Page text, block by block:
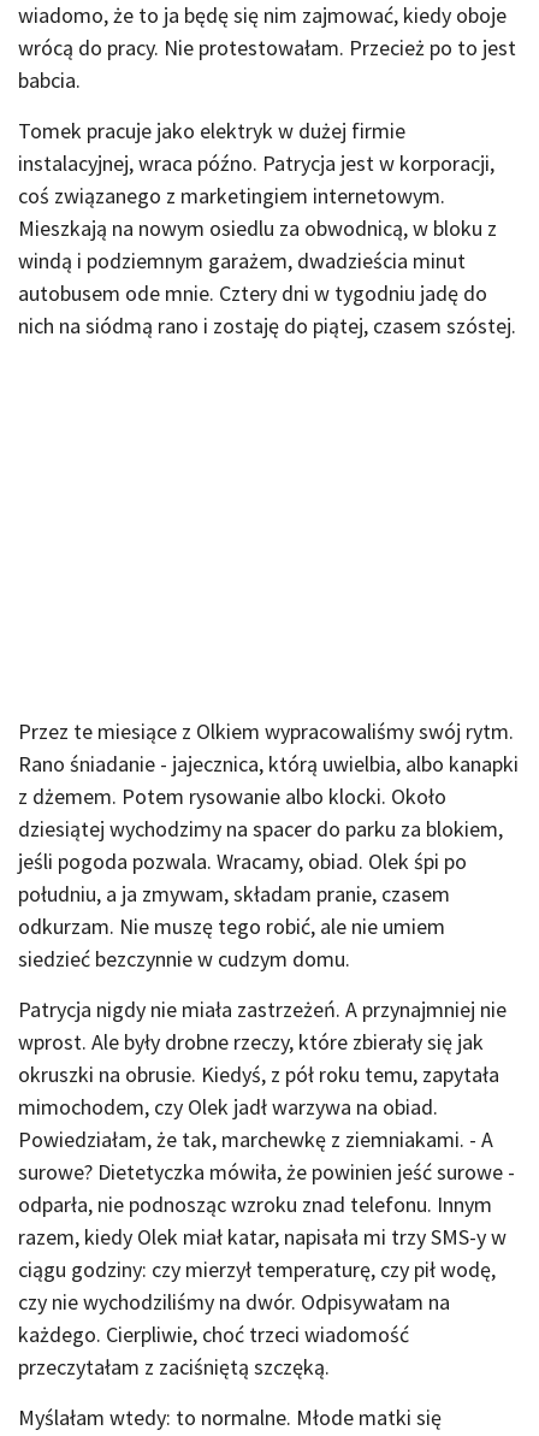
wiadomo, że to ja będę się nim zajmować, kiedy oboje
wrócą do pracy. Nie protestowałam. Przecież po to jest
babcia.
Tomek pracuje jako elektryk w dużej firmie
instalacyjnej, wraca późno. Patrycja jest w korporacji,
coś związanego z marketingiem internetowym.
Mieszkają na nowym osiedlu za obwodnicą, w bloku z
windą i podziemnym garażem, dwadzieścia minut
autobusem ode mnie. Cztery dni w tygodniu jadę do
nich na siódmą rano i zostaję do piątej, czasem szóstej.
Przez te miesiące z Olkiem wypracowaliśmy swój rytm.
Rano śniadanie - jajecznica, którą uwielbia, albo kanapki
z dżemem. Potem rysowanie albo klocki. Około
dziesiątej wychodzimy na spacer do parku za blokiem,
jeśli pogoda pozwala. Wracamy, obiad. Olek śpi po
południu, a ja zmywam, składam pranie, czasem
odkurzam. Nie muszę tego robić, ale nie umiem
siedzieć bezczynnie w cudzym domu.
Patrycja nigdy nie miała zastrzeżeń. A przynajmniej nie
wprost. Ale były drobne rzeczy, które zbierały się jak
okruszki na obrusie. Kiedyś, z pół roku temu, zapytała
mimochodem, czy Olek jadł warzywa na obiad.
Powiedziałam, że tak, marchewkę z ziemniakami. - A
surowe? Dietetyczka mówiła, że powinien jeść surowe -
odparła, nie podnosząc wzroku znad telefonu. Innym
razem, kiedy Olek miał katar, napisała mi trzy SMS-y w
ciągu godziny: czy mierzył temperaturę, czy pił wodę,
czy nie wychodziliśmy na dwór. Odpisywałam na
każdego. Cierpliwie, choć trzeci wiadomość
przeczytałam z zaciśniętą szczęką.
Myślałam wtedy: to normalne. Młode matki się